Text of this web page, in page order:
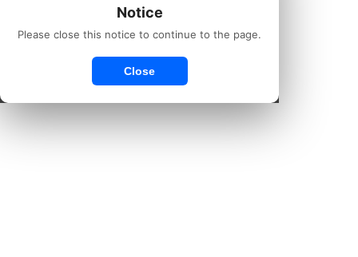
Notice
Please close this notice to continue to the page.
Close